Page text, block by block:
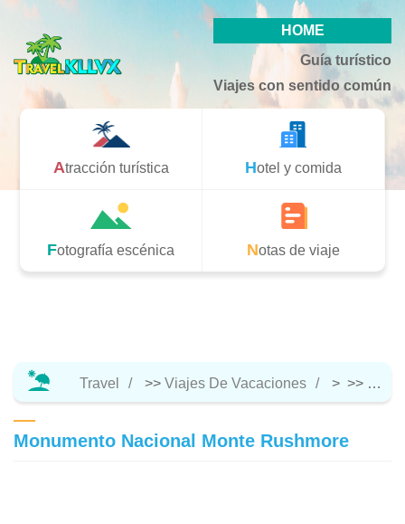
HOME
Guía turístico
Viajes con sentido común
Atracción turística Hotel y comida
Fotografía escénica Notas de viaje
Travel >> Viajes De Vacaciones > >>
Monumento Nacional Monte Rushmore